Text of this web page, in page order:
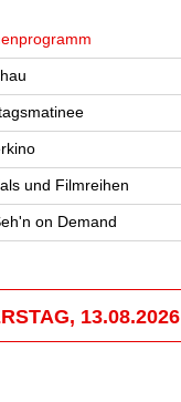
und Filmreihen
on Demand
13.08.2026